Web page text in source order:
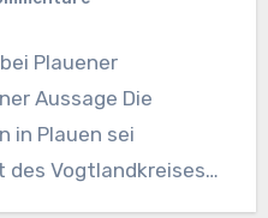
Plauener
Aussage Die
in Plauen sei
des Vogtlandkreises